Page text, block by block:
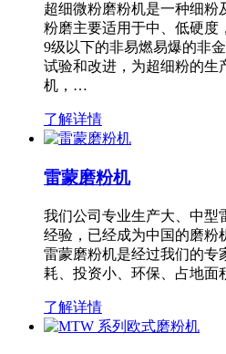
超细微粉磨粉机是一种细粉
粉磨主要适用于中、低硬度
9级以下的非易燃易爆的非
试验和改进，为超细粉的生
机，…
了解详情
雷蒙磨粉机
我们公司专业生产大、中型
经验，已经成为中国的磨粉
雷蒙磨粉机是经过我们的专
耗、投资小、环保、占地
了解详情